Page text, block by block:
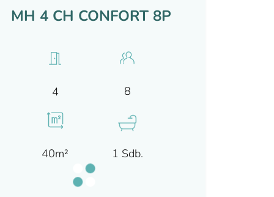
MH 4 CH CONFORT 8P
4 8
40m² 1 Sdb.